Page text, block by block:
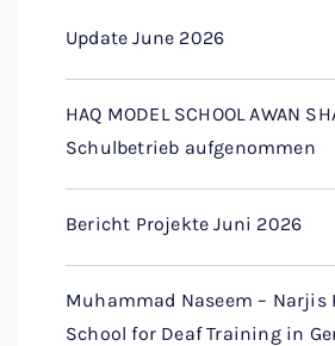
Update June 2026
HAQ MODEL SCHOOL AWAN
Schulbetrieb aufgenommen
Bericht Projekte Juni 2026
Muhammad Naseem – Narjis
School for Deaf Training in